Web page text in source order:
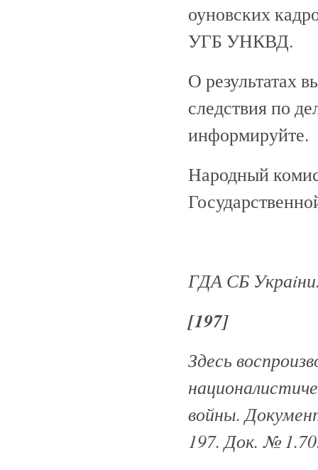
оуновских
УГБ УНКВД.
О результатах
следствия по
информируйте.
Народный
ГДА СБ Укра
[197]
Здесь
войны.
197. Док. №